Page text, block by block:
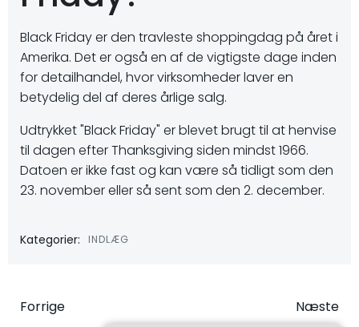
Black Friday er den travleste shoppingdag på året i
Amerika. Det er også en af de vigtigste dage inden
for detailhandel, hvor virksomheder laver en
betydelig del af deres årlige salg.
Udtrykket "Black Friday" er blevet brugt til at henvise
til dagen efter Thanksgiving siden mindst 1966.
Datoen er ikke fast og kan være så tidligt som den
23. november eller så sent som den 2. december.
Kategorier: INDLÆG
Indlægsnavigation
Forrige Næste